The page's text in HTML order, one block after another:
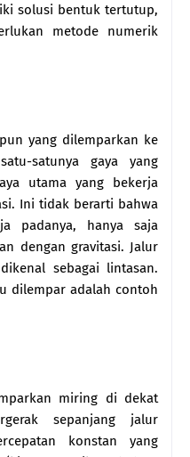
solusi bentuk tertutup,
metode numerik
yang dilemparkan ke
satunya gaya yang
utama yang bekerja
Ini tidak berarti bahwa
padanya, hanya saja
dengan gravitasi. Jalur
sebagai lintasan.
dilempar adalah contoh
miring di dekat
sepanjang jalur
konstan yang